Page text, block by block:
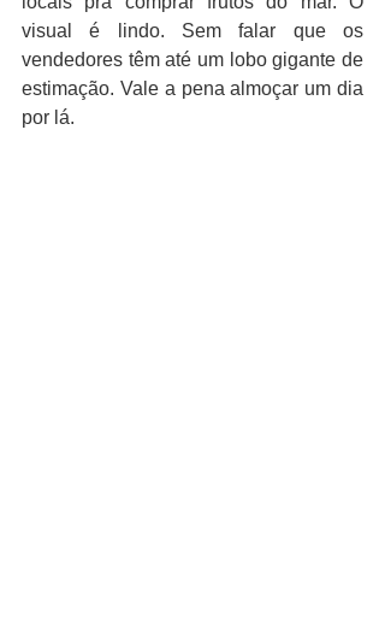
visual é lindo. Sem falar que os
vendedores têm até um lobo gigante de
estimação. Vale a pena almoçar um dia
por lá.